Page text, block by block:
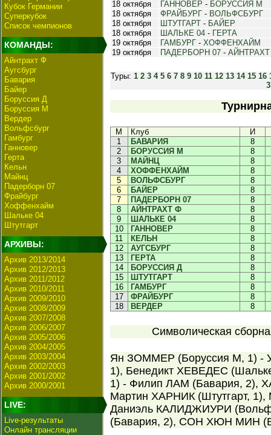
Кубок Германии
Суперкубок
Список чемпионов
КОМАНДЫ:
Айнтрахт Ф
Аугсбург
Бавария
Байер
Боруссия Д
Боруссия М
Вердер
Вольфсбург
Гамбург
Ганновер
Герта
Кельн
Майнц
Падерборн 07
Фрайбург
Хоффенхайм
Шальке 04
Штутгарт
АРХИВЫ:
Архив 2013/2014
Архив 2012/2013
Архив 2011/2012
Архив 2010/2011
Архив 2009/2010
Архив 2008/2009
Архив 2007/2008
Архив 2006/2007
Архив 2005/2006
Архив 2004/2005
Архив 2003/2004
Архив 2002/2003
Архив 2001/2002
Архив 2000/2001
LIVE:
Live-результаты
Онлайн трансляции
18 октября
ГАННОВЕР - БОРУССИЯ М
18 октября
ФРАЙБУРГ - ВОЛЬФСБУРГ
18 октября
ШТУТГАРТ - БАЙЕР
18 октября
ШАЛЬКЕ 04 - ГЕРТА
19 октября
ГАМБУРГ - ХОФФЕНХАЙМ
19 октября
ПАДЕРБОРН 07 -
Туры: 1 2 3 4 5 6 7 8 9 10 11 12 13 14 15 16
М Клуб
И
1
БАВАРИЯ
8
2
БОРУССИЯ М
8
3
МАЙНЦ
8
4
ХОФФЕНХАЙМ
8
5
ВОЛЬФСБУРГ
8
6
БАЙЕР
8
7
ПАДЕРБОРН 07
8
8
АЙНТРАХТ Ф
8
9
ШАЛЬКЕ 04
8
10
ГАННОВЕР
8
11
КЕЛЬН
8
12
АУГСБУРГ
8
13
ГЕРТА
8
14
БОРУССИЯ Д
8
15
ШТУТГАРТ
8
16
ГАМБУРГ
8
17
ФРАЙБУРГ
8
18
ВЕРДЕР 8
Символическая
Ян ЗОММЕР (Боруссия М, 1)
1), Бенедикт ХЕВЕДЕС
1) - Филип ЛАМ (Бавария, 2),
Мартин ХАРНИК (Штутгарт,
Даниэль КАЛИДЖИУРИ
(Бавария, 2), СОН ХЮН МИН